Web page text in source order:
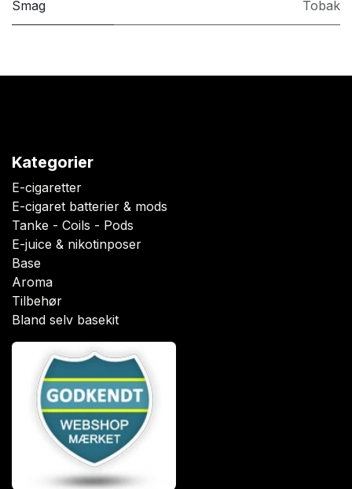
Smag Tobak
Kategorier
E-cigaretter
E-cigaret batterier & mods
Tanke - Coils - Pods
E-juice & nikotinposer
Base
Aroma
Tilbehør
Bland selv basekit